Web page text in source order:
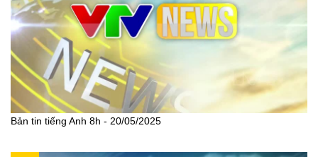
Bản tin tiếng Anh 8h - 20/05/2025